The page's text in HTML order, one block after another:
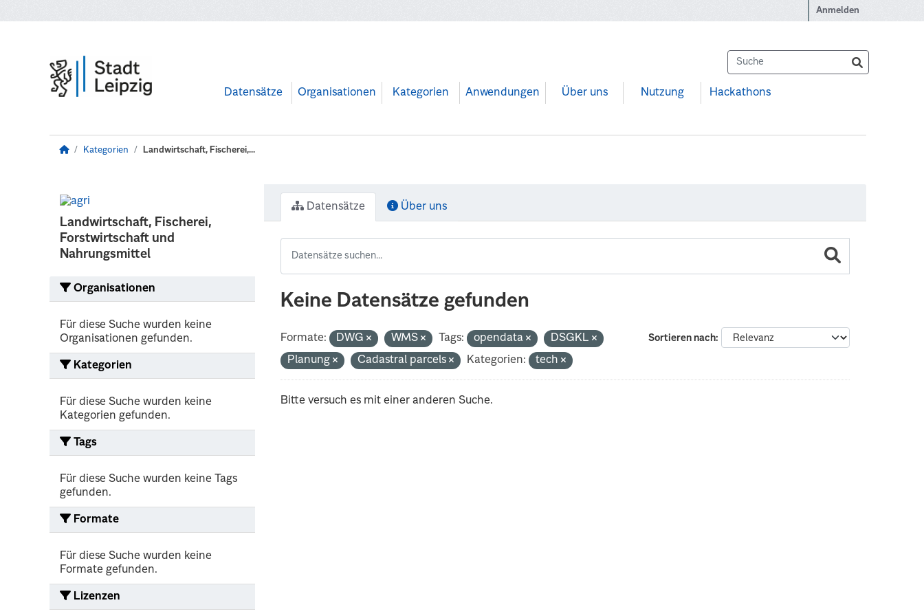
Anmelden
Datensätze Organisationen Kategorien Anwendungen Über uns Nutzung Hackathons
Kategorien Landwirtschaft, Fischerei,...
Landwirtschaft, Fischerei,
Forstwirtschaft und
Nahrungsmittel
Organisationen
Für diese Suche wurden keine
Organisationen gefunden.
Kategorien
Für diese Suche wurden keine
Kategorien gefunden.
Tags
Für diese Suche wurden keine Tags
gefunden.
Formate
Für diese Suche wurden keine
Formate gefunden.
Lizenzen
Datensätze Über uns
Keine Datensätze gefunden
Sortieren nach
Formate: DWG WMS Tags: opendata
DSGKL
Planung
Cadastral parcels Kategorien: tech
Bitte versuch es mit einer anderen Suche.